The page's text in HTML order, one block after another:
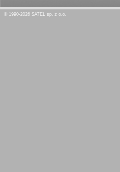
© 1990-2026 SATEL sp. z o.o.